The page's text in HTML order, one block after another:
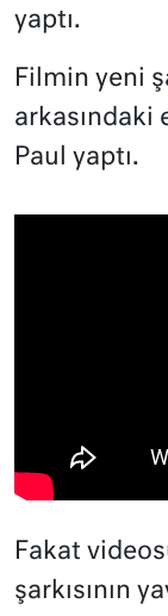
yaptı.
Filmin yeni
arkasındaki
Paul yaptı.
Fakat
şarkısının